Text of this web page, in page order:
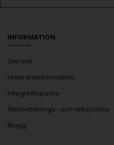
INFORMATION
Om oss
Leveransinformation
Integritetspolicy
Återbetalnings- och returpolicy
Blogg